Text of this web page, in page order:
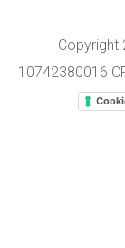
Copyright
10742380016